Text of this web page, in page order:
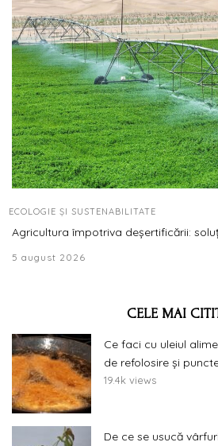
ECOLOGIE ȘI SUSTENABILITATE
Agricultura împotriva deșertificării:
5 august 2026
CELE MAI
Ce faci cu uleiul
de refolosire și
19.4k views
De ce se usucă